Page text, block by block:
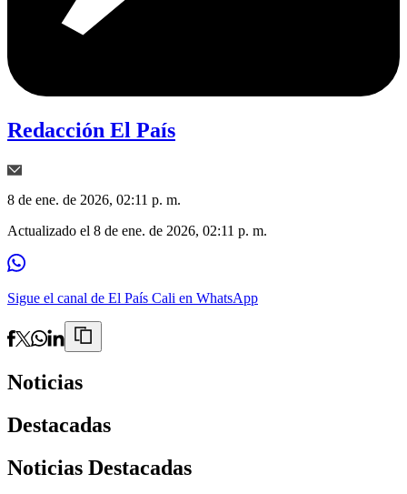
Redacción El País
8 de ene. de 2026, 02:11 p. m.
Actualizado el 8 de ene. de 2026, 02:11 p. m.
Sigue el canal de El País Cali en WhatsApp
Noticias
Destacadas
Noticias Destacadas